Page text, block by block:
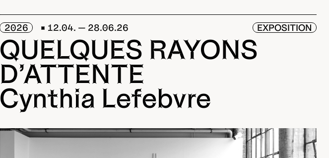
2026 12.04. — 28.06.26 EXPOSITION
QUELQUES RAYONS
D’ATTENTE
Cynthia Lefebvre